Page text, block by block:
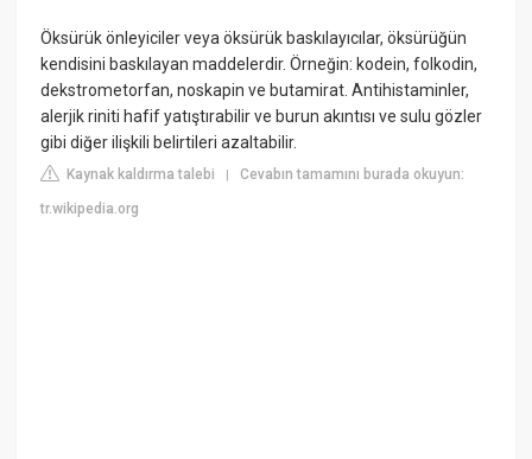
Öksürük önleyiciler veya öksürük baskılayıcılar, öksürüğün
kendisini baskılayan maddelerdir. Örneğin: kodein, folkodin,
dekstrometorfan, noskapin ve butamirat. Antihistaminler,
alerjik riniti hafif yatıştırabilir ve burun akıntısı ve sulu gözler
gibi diğer ilişkili belirtileri azaltabilir.
Kaynak kaldırma talebi |Cevabın tamamını burada okuyun:
tr.wikipedia.org